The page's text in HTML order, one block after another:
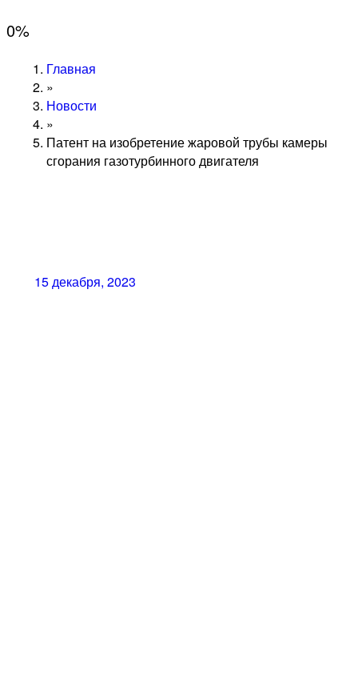
0%
Главная
»
Новости
»
Патент на изобретение жаровой трубы камеры
сгорания газотурбинного двигателя
15 декабря, 2023